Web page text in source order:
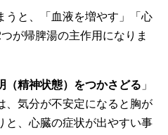
うと、「血液を増やす」「心
が帰脾湯の主作用になりま
（精神状態）をつかさどる 」
、気分が不安定になると胸が
と、心臓の症状が出やすい事